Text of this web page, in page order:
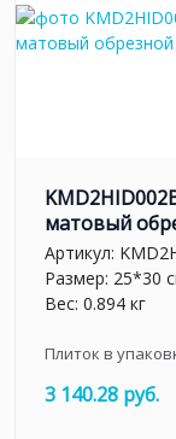
матовый
Артикул:
Размер: 25*30
Вес: 0.894 кг
Плиток в
3 140.28 руб.